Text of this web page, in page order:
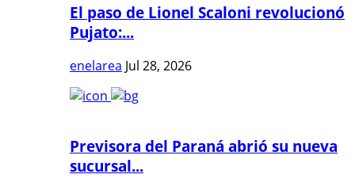
El paso de Lionel Scaloni revolucionó
Pujato:...
enelarea Jul 28, 2026
Previsora del Paraná abrió su nueva
sucursal...